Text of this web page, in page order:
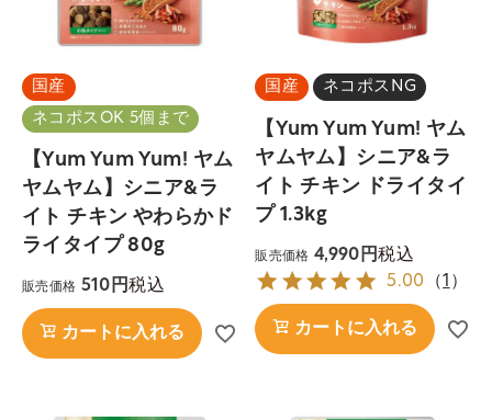
国産
ネコポスOK 5個まで
【Yum Yum Yum! ヤム
ヤムヤム】シニア&ラ
イト チキン やわらかド
ライタイプ 80g
販売価格 510 税込
カートに入れる
国産 ネコポスNG
【Yum Yum Yum! ヤム
ヤムヤム】シニア&ラ
イト チキン ドライタイ
プ 1.3kg
販売価格 4,990 税込
5.00 （1 ）
カートに入れる